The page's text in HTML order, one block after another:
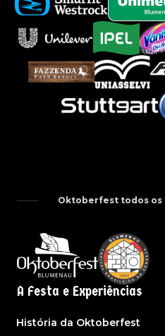
Oktoberfest todos
A Festa e Experiências
História da Oktoberfest